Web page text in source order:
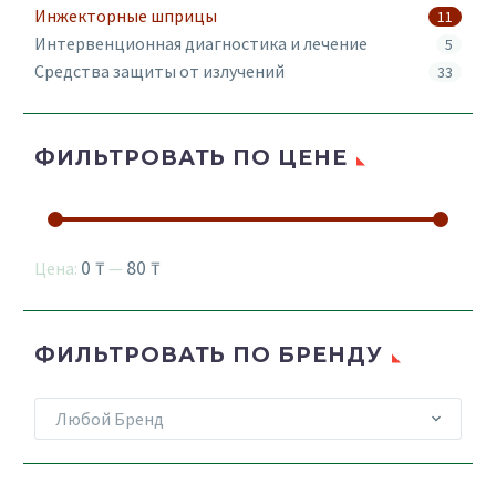
Инжекторные шприцы 11
Интервенционная диагностика и лечение 5
Средства защиты от излучений 33
ФИЛЬТРОВАТЬ ПО ЦЕНЕ
Цена: 0 ₸ — 80 ₸
ФИЛЬТРОВАТЬ ПО БРЕНДУ
Любой Бренд